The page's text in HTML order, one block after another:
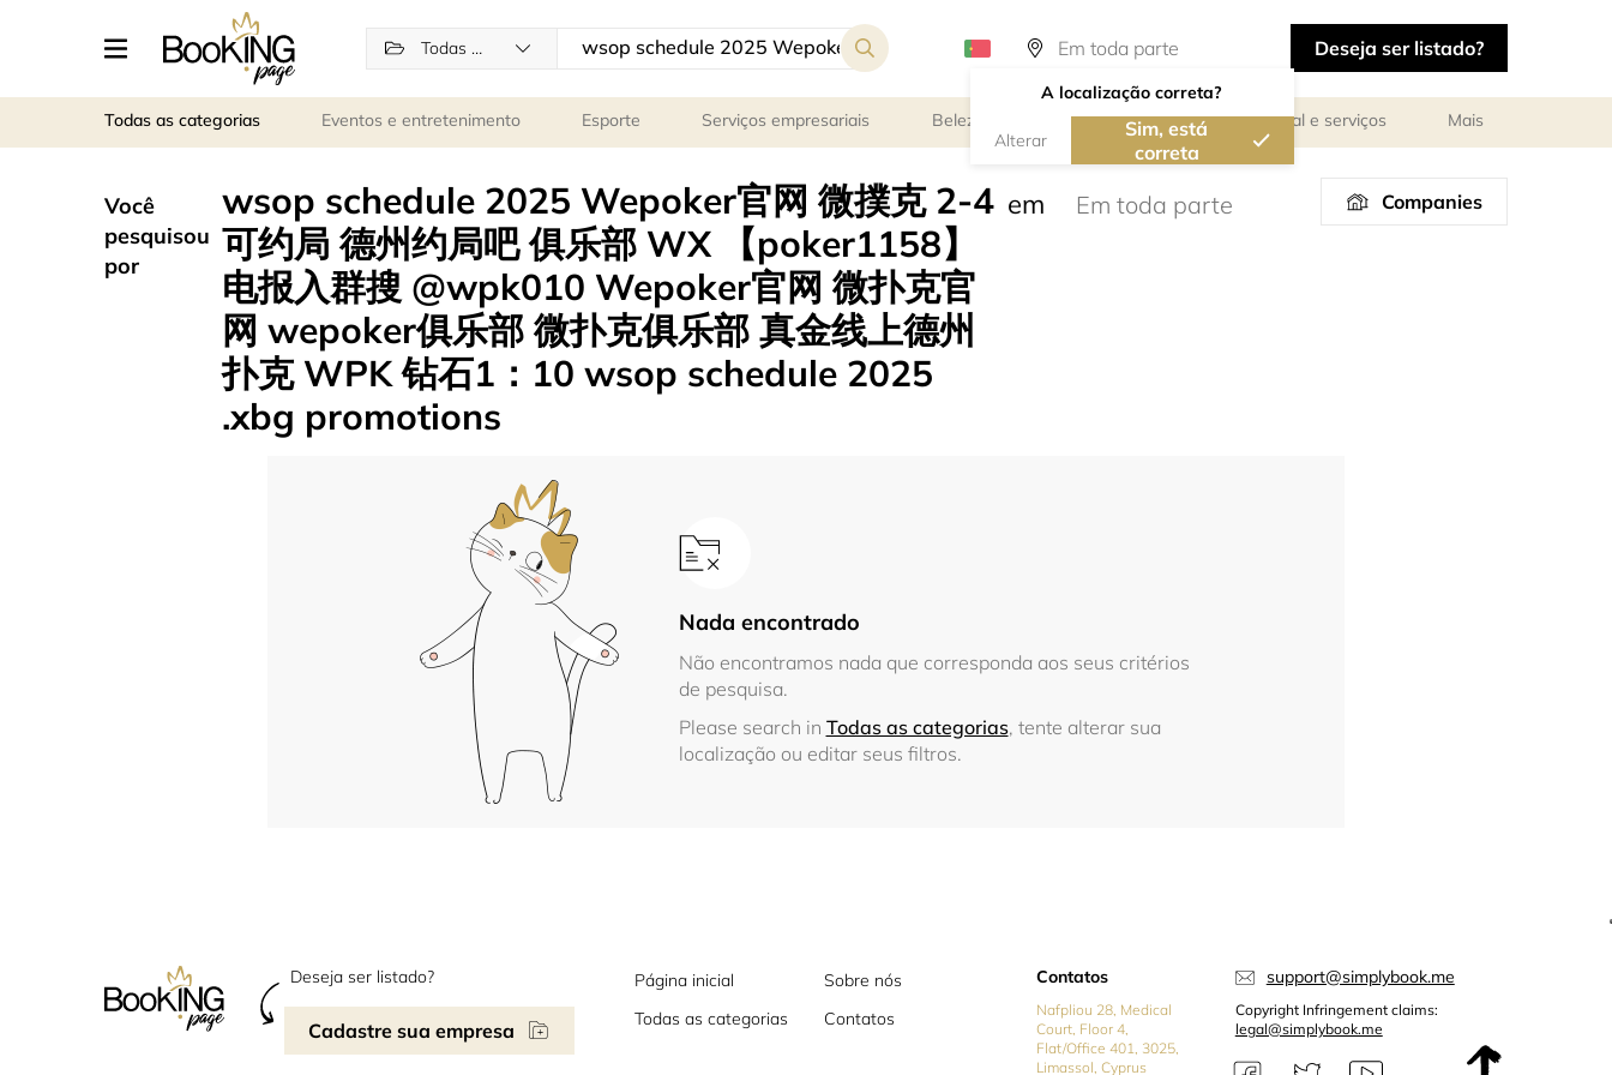
Todas as categorias
A localização correta?
Alterar
Sim, está
correta
Deseja ser listado?
Todas as categorias Eventos e entretenimento Esporte Serviços empresariais Beleza e bem-estar Reuniões de pessoal e serviços Mais
Você
pesquisou
por
wsop schedule 2025 Wepoker官网 微撲克 2-4
可约局 德州约局吧 俱乐部 WX 【poker1158】
电报入群搜 @wpk010 Wepoker官网 微扑克官
网 wepoker俱乐部 微扑克俱乐部 真金线上德州
扑克 WPK 钻石1：10 wsop schedule 2025
.xbg promotions
em Companies
Nada encontrado
Não encontramos nada que corresponda aos seus critérios
de pesquisa.
Please search in Todas as categorias, tente alterar sua
localização ou editar seus filtros.
Deseja ser listado?
Cadastre sua empresa
Página inicial
Sobre nós
Todas as categorias
Contatos
Contatos
Nafpliou 28, Medical
Court, Floor 4,
Flat/Office 401, 3025,
Limassol, Cyprus
support@simplybook.me
Copyright Infringement claims:
legal@simplybook.me